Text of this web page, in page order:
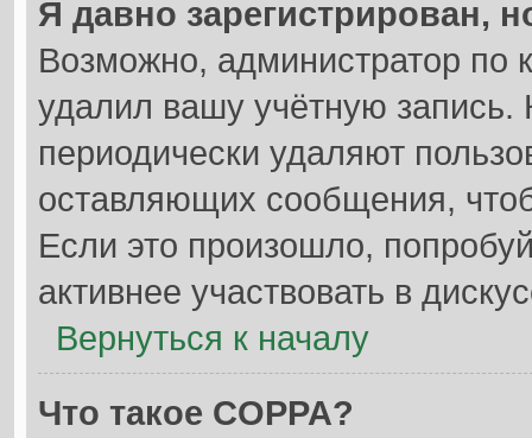
Я давно зарегистрирован,
Возможно, администратор по
удалил вашу учётную
периодически удаляют
оставляющих сообщения,
Если это произошло,
активнее участвовать в
Вернуться к началу
Что такое COPPA?